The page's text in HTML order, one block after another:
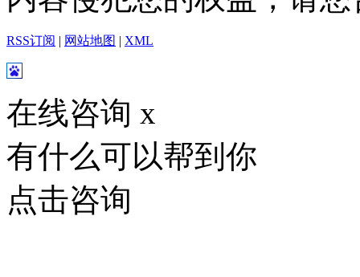
RSS订阅 | 网站地图 | XML
在线咨询 x
有什么可以帮到你
点击咨询